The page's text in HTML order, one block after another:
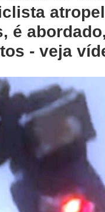
é
- veja